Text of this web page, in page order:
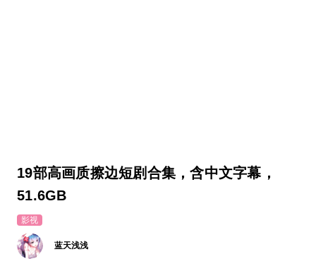
19部高画质擦边短剧合集，含中文字幕，
51.6GB
影视
蓝天浅浅